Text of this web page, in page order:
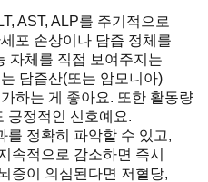
AST, ALP를 주기적으로
포 손상이나 담즙 정체를
자체를 직접 보여주지는
담즙산(또는 암모니아)
하는 게 좋아요. 또한 활동량
긍정적인 신호예요.
를 정확히 파악할 수 있고,
속적으로 감소하면 즉시
증이 의심된다면 저혈당,